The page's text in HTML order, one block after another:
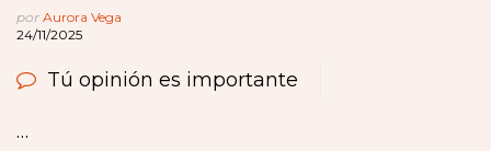
por Aurora Vega
24/11/2025
Tú opinión es importante
…